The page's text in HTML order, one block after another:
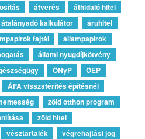
átverés
áthidaló hitel
átalányadó kalkulátor
áruhitel
fajtái
állampapírok
állami nyugdíjkötvény
ÖNyP
ÖEP
ÁFA visszatérítés építésnél
zöld otthon program
zöld hitel
vésztartalék
végrehajtási jog